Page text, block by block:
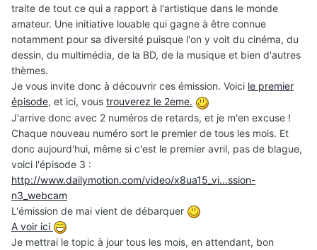
traite de tout ce qui a rapport à l'artistique dans le monde
amateur. Une initiative louable qui gagne à être connue
notamment pour sa diversité puisque l'on y voit du cinéma, du
dessin, du multimédia, de la BD, de la musique et bien d'autres
thèmes.
Je vous invite donc à découvrir ces émission. Voici le premier
épisode, et ici, vous trouverez le 2eme.
J'arrive donc avec 2 numéros de retards, et je m'en excuse !
Chaque nouveau numéro sort le premier de tous les mois. Et
donc aujourd'hui, même si c'est le premier avril, pas de blague,
voici l'épisode 3 :
http://www.dailymotion.com/video/x8ua15_vi...ssion-
n3_webcam
L'émission de mai vient de débarquer
A voir ici
Je mettrai le topic à jour tous les mois, en attendant, bon